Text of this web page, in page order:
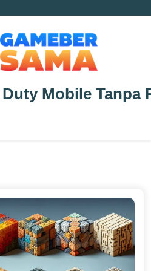
Mobile Tanpa